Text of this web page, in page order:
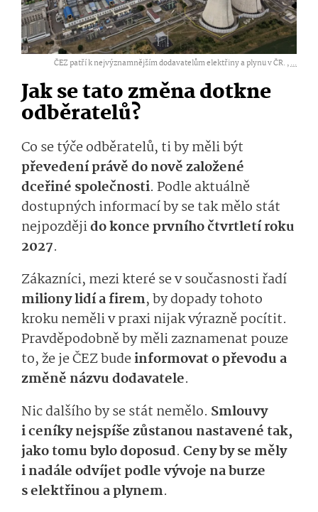
ČEZ patří k nejvýznamnějším dodavatelům elektřiny a plynu v ČR. ,...
Jak se tato změna dotkne
odběratelů?
Co se týče odběratelů, ti by měli být
převedení právě do nově založené
dceřiné společnosti. Podle aktuálně
dostupných informací by se tak mělo stát
nejpozdějido konce prvního čtvrtletí roku
2027.
Zákazníci, mezi které se v současnosti řadí
miliony lidí a firem, by dopady tohoto
kroku neměli v praxi nijak výrazně pocítit.
Pravděpodobně by měli zaznamenat pouze
to, že je ČEZ budeinformovat o převodu a
změně názvu dodavatele.
Nic dalšího by se stát nemělo. Smlouvy
i ceníky nejspíše zůstanou nastavené tak,
jako tomu bylo doposud. Ceny by se měly
i nadále odvíjet podle vývoje na burze
s elektřinou a plynem.